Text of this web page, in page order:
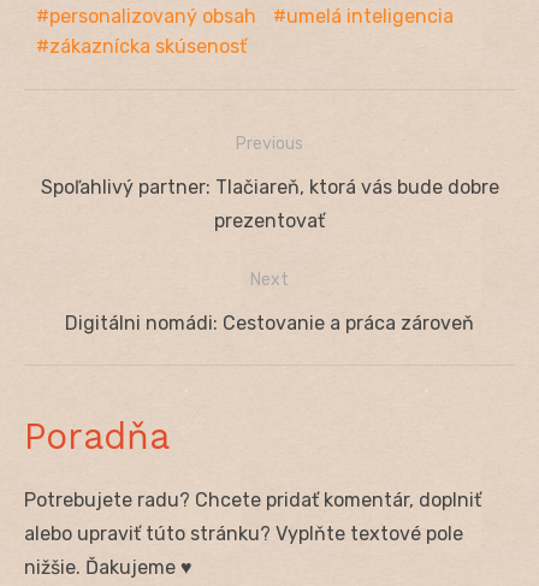
personalizovaný obsah
umelá inteligencia
zákaznícka skúsenosť
Navigácia
Previous
Previous
Spoľahlivý partner: Tlačiareň, ktorá vás bude dobre
prezentovať
Next
Next
Digitálni nomádi: Cestovanie a práca zároveň
Poradňa
Potrebujete radu? Chcete pridať komentár, doplniť
alebo upraviť túto stránku? Vyplňte textové pole
nižšie. Ďakujeme ♥